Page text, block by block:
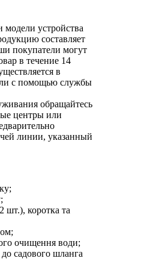
модели устройства
составляет
покупатели могут
в течение 14
в
с помощью службы
обращайтесь
центры или
линии, указанный
шт.), коротка та
очищення води;
садового шланга